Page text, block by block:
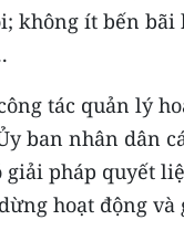
không ít bến
tác quản lý
ban nhân dân
pháp quyết
hoạt động